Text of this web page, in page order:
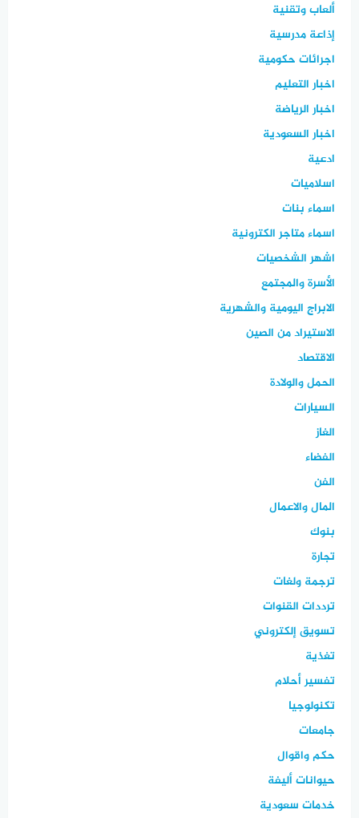
ألعاب وتقنية
إذاعة مدرسية
اجرائات حكومية
اخبار التعليم
اخبار الرياضة
اخبار السعودية
ادعية
اسلاميات
اسماء بنات
اسماء متاجر الكترونية
اشهر الشخصيات
الأسرة والمجتمع
الابراج اليومية والشهرية
الاستيراد من الصين
الاقتصاد
الحمل والولادة
السيارات
الغاز
الفضاء
الفن
المال والاعمال
بنوك
تجارة
ترجمة ولغات
ترددات القنوات
تسويق إلكتروني
تغذية
تفسير أحلام
تكنولوجيا
جامعات
حكم واقوال
حيوانات أليفة
خدمات سعودية